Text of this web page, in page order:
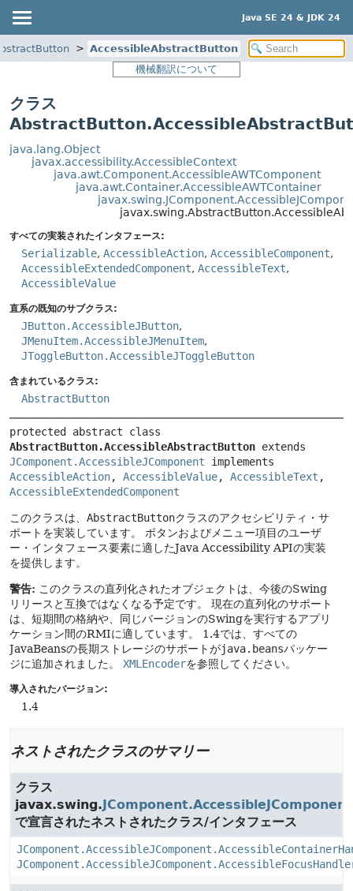
Java SE 24 & JDK 24
AccessibleAbstractButton
機械翻訳について
クラス
java.lang.Object
javax.accessibility.AccessibleContext
java.awt.Component.AccessibleAWTComponent
java.awt.Container.AccessibleAWTContainer
すべての実装されたインタフェース:
Serializable, AccessibleAction, AccessibleComponent,
AccessibleExtendedComponent, AccessibleText,
AccessibleValue
直系の既知のサブクラス:
JButton.AccessibleJButton,
JMenuItem.AccessibleJMenuItem,
JToggleButton.AccessibleJToggleButton
含まれているクラス:
AbstractButton
AbstractButton.AccessibleAbstractButton
JComponent.AccessibleJComponent
AccessibleAction, AccessibleValue, AccessibleText
AccessibleExtendedComponent
このクラスは、 AbstractButtonクラスのアクセシビリティ・サ
ポートを実装しています。
ボタンおよびメニュー項目のユーザ
ー・インタフェース要素に適したJava Accessibility APIの実装
を提供します。
警告: このクラスの直列化されたオブジェクトは、今後のSwing
リリースと互換ではなくなる予定です。
現在の直列化のサポート
は、短期間の格納や、同じバージョンのSwingを実行するアプリ
ケーション間のRMIに適しています。
1.4では、すべての
JavaBeansの長期ストレージのサポートがjava.beansパッケー
ジに追加されました。
XMLEncoderを参照してください。
導入されたバージョン:
1.4
ネストされたクラスのサマリー
クラス
javax.swing.JComponent.AccessibleJComponent
で宣言されたネストされたクラス/インタフェース